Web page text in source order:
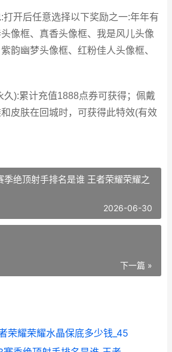
打开后任意选择以下奖励之一:年年有
像框、真香头像框、我是风儿头像
韵幽梦头像框、红粉佳人头像框、
久):累计充值1888点券可获得；佩戴
皮肤在回城时，可获得此特效(有效
绝顶射手排名是谁 王者荣耀荣耀之
2026-06-30
下一篇 »
荣耀荣耀水晶保底多少钱_45